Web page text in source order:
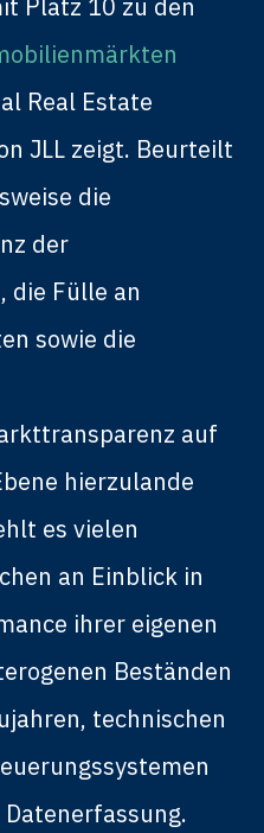
Platz 10 zu den
Real Estate
JLL zeigt. Beurteilt
die
der
die Fülle an
sowie die
auf
hierzulande
es vielen
an Einblick in
ihrer eigenen
Beständen
technischen